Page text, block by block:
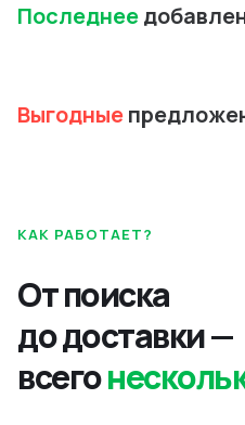
Последнее
Выгодные
КАК РАБОТАЕТ?
От поиска
до доставки —
всего